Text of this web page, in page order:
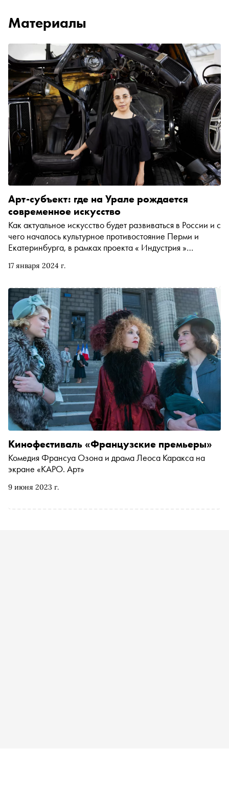
Материалы
17 января 2024 г.
Арт-субъект: где на Урале рождается
современное искусство
Как актуальное искусство будет развиваться в России и с
чего началось культурное противостояние Перми и
Екатеринбурга, в рамках проекта « Индустрия »
Аллахвердиева — директор Музея современного
2023, победителя премии «Сноба» в номинации
«Городская среда»
9 июня 2023 г.
Кинофестиваль «Французские премьеры»
Комедия Франсуа Озона и драма Леоса Каракса на
экране «КАРО. Арт»